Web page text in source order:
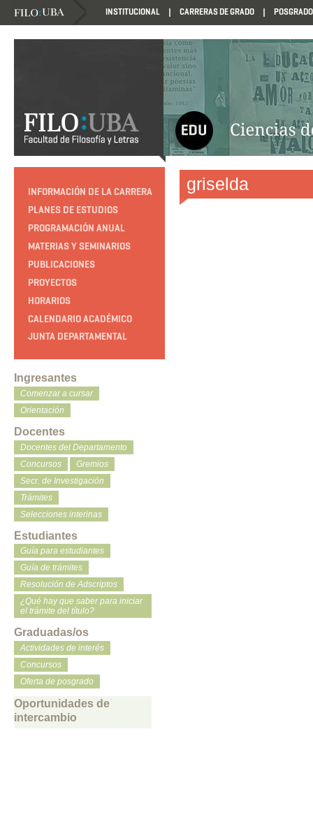
INSTITUCIONAL CARRERAS DE GRADO POSGRADO
HTTP://EDUCACION.FILO.UBA.AR/PROGRAMACION1985
INFORMACIÓN DE LA CARRERA
PLANES DE ESTUDIOS
PROGRAMACIÓN ANUAL
MATERIAS Y SEMINARIOS
PUBLICACIONES
PROYECTOS
HORARIOS
CALENDARIO ACADÉMICO
JUNTA DEPARTAMENTAL
Ingresantes
Comenzar a cursar
Orientación
Docentes
Docentes del Departamento
Concursos
Gremios
Secr. de Investigación
Trámites
Selecciones interinas
Estudiantes
Guía para estudiantes
Guía de trámites
Resolución de Adscriptos
¿Qué hay que saber para iniciar
el trámite del título?
Graduadas/os
Actividades de interés
Concursos
Oferta de posgrado
Oportunidades de
intercambio
griselda